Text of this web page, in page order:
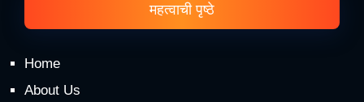
महत्वाची पृष्ठे
Home
About Us